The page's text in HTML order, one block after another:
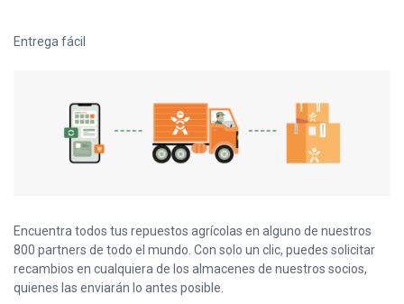
Entrega fácil
Encuentra todos tus repuestos agrícolas en alguno de nuestros
800 partners de todo el mundo. Con solo un clic, puedes solicitar
recambios en cualquiera de los almacenes de nuestros socios,
quienes las enviarán lo antes posible.